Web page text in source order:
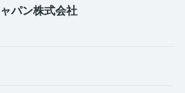
パン株式会社